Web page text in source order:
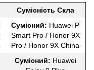
Сумісність Скла
Сумісний: Huawei P
Smart Pro / Honor 9X
Pro / Honor 9X China
Сумісний: Huawei